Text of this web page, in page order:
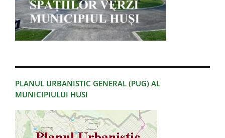
PLANUL URBANISTIC GENERAL (PUG) AL
MUNICIPIULUI HUSI